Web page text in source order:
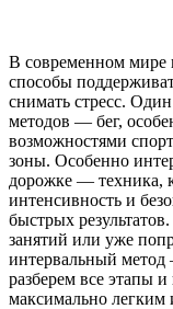
В современном мире
способы
снимать стресс.
методов — бег,
возможностями
зоны. Особенно
дорожке — техника,
интенсивность и
быстрых
занятий или уже
интервальный метод
разберем все этапы
максимально